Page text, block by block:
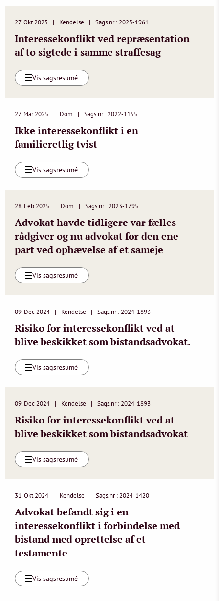
27. Okt 2025 Kendelse Sags.nr : 2025-1961
Interessekonflikt ved repræsentation
af to sigtede i samme straffesag
Vis sagsresumé
27. Mar 2025 Dom Sags.nr : 2022-1155
Ikke interessekonflikt i en
familieretlig tvist
Vis sagsresumé
28. Feb 2025 Dom Sags.nr : 2023-1795
Advokat havde tidligere var fælles
rådgiver og nu advokat for den ene
part ved ophævelse af et sameje
Vis sagsresumé
09. Dec 2024 Kendelse Sags.nr : 2024-1893
Risiko for interessekonflikt ved at
blive beskikket som bistandsadvokat.
Vis sagsresumé
09. Dec 2024 Kendelse Sags.nr : 2024-1893
Risiko for interessekonflikt ved at
blive beskikket som bistandsadvokat
Vis sagsresumé
31. Okt 2024 Kendelse Sags.nr : 2024-1420
Advokat befandt sig i en
interessekonflikt i forbindelse med
bistand med oprettelse af et
testamente
Vis sagsresumé